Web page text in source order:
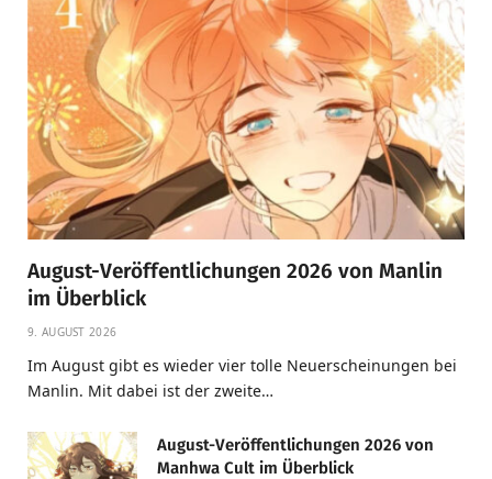
August-Veröffentlichungen 2026 von Manlin
im Überblick
9. AUGUST 2026
Im August gibt es wieder vier tolle Neuerscheinungen bei
Manlin. Mit dabei ist der zweite…
August-Veröffentlichungen 2026 von
Manhwa Cult im Überblick